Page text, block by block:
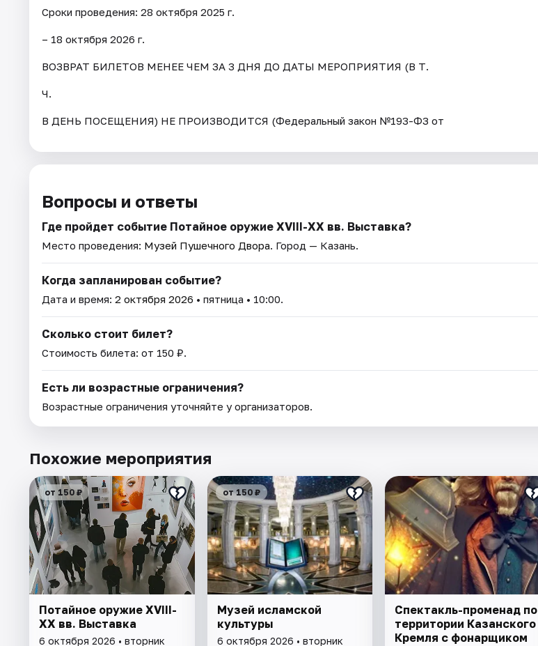
Сроки проведения: 28 октября 2025 г.
– 18 октября 2026 г.
ВОЗВРАТ БИЛЕТОВ МЕНЕЕ ЧЕМ ЗА 3 ДНЯ ДО ДАТЫ МЕРОПРИЯТИЯ (В Т.
Ч.
В ДЕНЬ ПОСЕЩЕНИЯ) НЕ ПРОИЗВОДИТСЯ (Федеральный закон №193-ФЗ от
Вопросы и ответы
Где пройдет событие Потайное оружие XVIII-XX вв. Выставка?
Место проведения: Музей Пушечного Двора. Город — Казань.
Когда запланирован событие?
Дата и время: 2 октября 2026 • пятница • 10:00.
Сколько стоит билет?
Стоимость билета: от 150 ₽.
Есть ли возрастные ограничения?
Возрастные ограничения уточняйте у организаторов.
Похожие мероприятия
от 150 ₽
Потайное оружие XVIII-
XX вв. Выставка
6 октября 2026 • вторник
от 150 ₽
Музей исламской
культуры
6 октября 2026 • вторник
Спектакль-променад по
территории Казанского
Кремля с фонарщиком